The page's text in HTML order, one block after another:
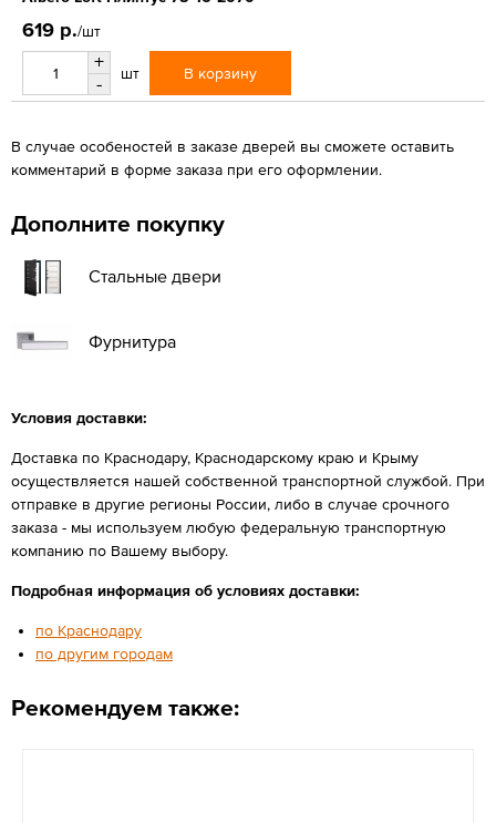
619 р./шт
+
-
шт В корзину
В случае особеностей в заказе дверей вы сможете оставить
комментарий в форме заказа при его оформлении.
Дополните покупку
Стальные двери
Фурнитура
Условия доставки:
Доставка по Краснодару, Краснодарскому краю и Крыму
осуществляется нашей собственной транспортной службой. При
отправке в другие регионы России, либо в случае срочного
заказа - мы используем любую федеральную транспортную
компанию по Вашему выбору.
Подробная информация об условиях доставки:
по Краснодару
по другим городам
Рекомендуем также: